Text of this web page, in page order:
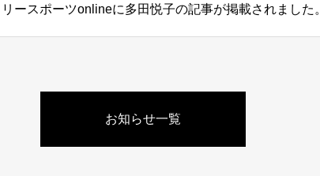
ースポーツonlineに多田悦子の記事が掲載されました
お知らせ一覧